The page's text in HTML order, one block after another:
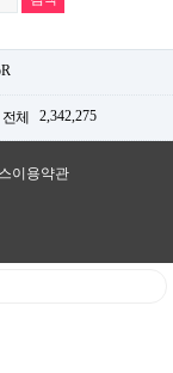
전체 2,342,275
이용약관